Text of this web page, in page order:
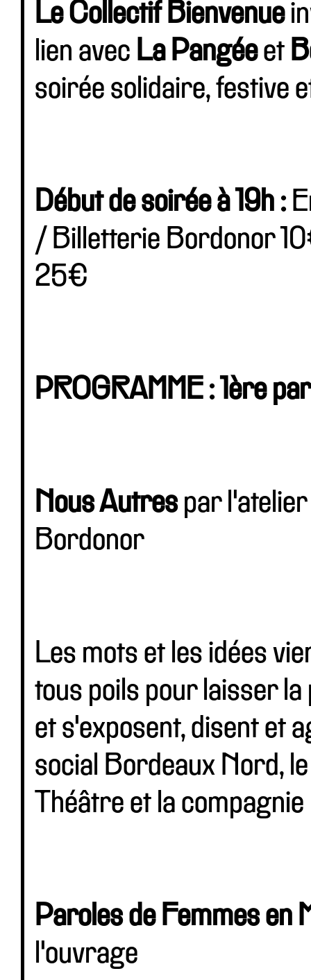
Le Collectif Bienvenue
lien avec La Pangéeet
soirée solidaire, festive
Début de soirée à 19h :
/ Billetterie Bordonor
25€
PROGRAMME : 1ère
Nous Autrespar l'atelier
Bordonor
Les mots et les idées
tous poils pour laisser la
et s'exposent, disent et
social Bordeaux Nord,
Théâtre et la
Paroles de Femmes en
l'ouvrage